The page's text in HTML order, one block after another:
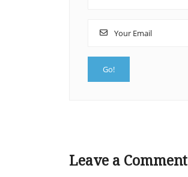
Leave a Comment